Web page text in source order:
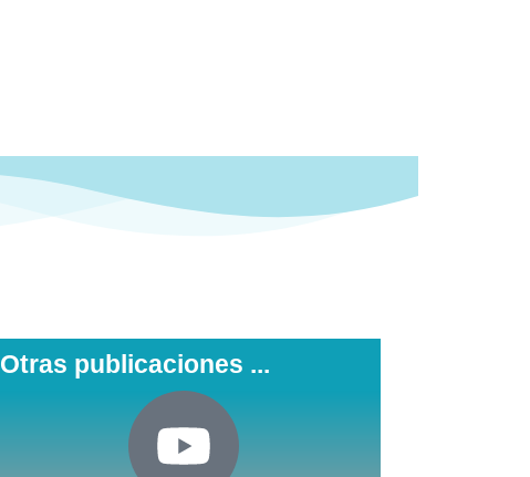
Otras publicaciones ...